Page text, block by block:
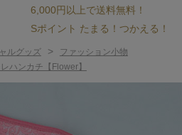
6,000円以上で送料無料！
Sポイント たまる！つかえる！
ルグッズ > ファッション小物
レハンカチ【Flower】